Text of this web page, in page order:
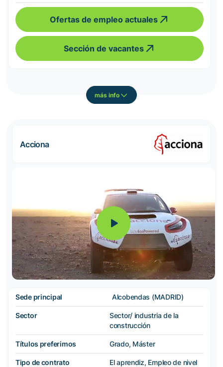
Ofertas de empleo actuales
Sección de vacantes
más info
Acciona
Sede principal Alcobendas (MADRID)
Sector
Sector/ industria de la
construcción
Títulos preferimos Grado, Máster
Tipo de contrato
El aprendiz, Empleo de nivel